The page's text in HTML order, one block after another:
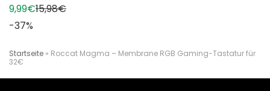
9,99€15,98€
-37%
Startseite » Roccat Magma – Membrane RGB Gaming-Tastatur für
32€